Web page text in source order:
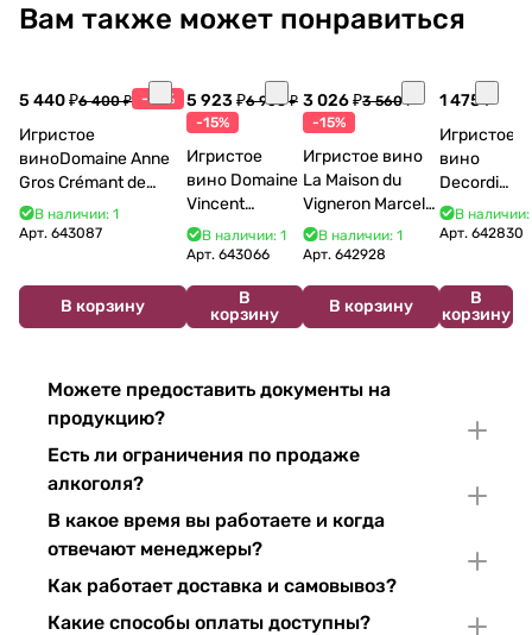
Вам также может понравиться
5 440 ₽6 400 ₽ -15%
Игристое
виноDomaine Anne
Gros Crémant de
Bourgogne La Fun en
Bulles Chardonnay et
В наличии: 1
Арт. 643087
В корзину
5 923 ₽6 968 ₽
-15%
Игристое
вино Domaine
Vincent
Bouzereau
Crémant de
В наличии: 1
Арт. 643066
В
корзину
3 026 ₽3 560 ₽
-15%
Игристое вино
La Maison du
Vigneron Marcel
Cabelier Cremant
du Jura
В наличии: 1
Арт.642928
В корзину
1 475 ₽
Игристое
вино
Decordi
Costa Blu
Brut 750
В наличии:
Арт. 642830
В
корзину
Можете предоставить документы на
продукцию?
Есть ли ограничения по продаже
алкоголя?
В какое время вы работаете и когда
отвечают менеджеры?
Как работает доставка и самовывоз?
Какие способы оплаты доступны?